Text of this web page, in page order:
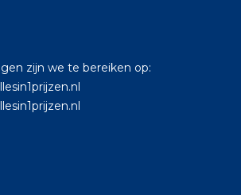
zijn we te bereiken op: